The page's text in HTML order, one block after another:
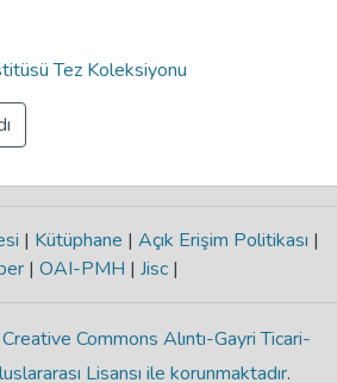
Tez Koleksiyonu
| Kütüphane | Açık Erişim Politikası |
| OAI-PMH | Jisc |
Commons Alıntı-Gayri Ticari-
Lisansı ile korunmaktadır.